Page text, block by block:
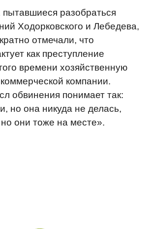
разобраться
Ходорковского и Лебедева,
отмечали, что
как преступление
времени хозяйственную
компании.
обвинения понимает так:
но она никуда не делась,
они тоже на месте».